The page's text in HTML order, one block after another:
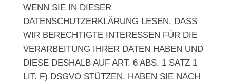
WENN SIE IN DIESER
DATENSCHUTZERKLÄRUNG LESEN, DASS
WIR BERECHTIGTE INTERESSEN FÜR DIE
VERARBEITUNG IHRER DATEN HABEN UND
DIESE DESHALB AUF ART. 6 ABS. 1 SATZ 1
LIT. F) DSGVO STÜTZEN, HABEN SIE NACH